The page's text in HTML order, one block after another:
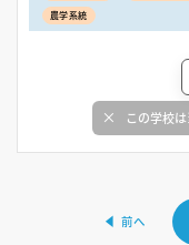
農学系統
この学校